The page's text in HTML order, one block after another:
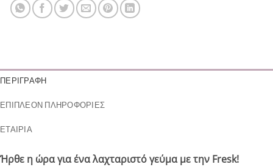
ΠΕΡΙΓΡΑΦΉ
ΕΠΙΠΛΈΟΝ ΠΛΗΡΟΦΟΡΊΕΣ
ΕΤΑΙΡΊΑ
Ήρθε η ώρα για ένα λαχταριστό γεύμα με την Fresk!